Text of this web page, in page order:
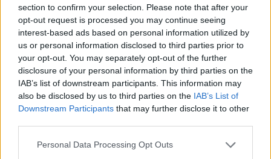
section to confirm your selection. Please note that after your
opt-out request is processed you may continue seeing
interest-based ads based on personal information utilized by
us or personal information disclosed to third parties prior to
your opt-out. You may separately opt-out of the further
disclosure of your personal information by third parties on the
IAB’s list of downstream participants. This information may
also be disclosed by us to third parties on the IAB’s List of
Downstream Participants that may further disclose it to other
Personal Data Processing Opt Outs
Hasznos
Impresszum
Szerzői jogok
Adatvédelmi tájékoztató
Cookie-kezelési tájékoztató
Hozzászólási szabályzat
Nyomtatott lapjaink archívuma
Székely Hírmondó archívuma